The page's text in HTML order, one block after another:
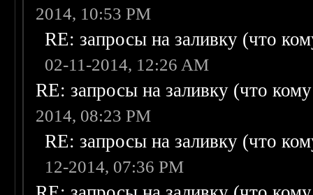
2014, 10:53 PM
RE: запросы на заливку (что
02-11-2014, 12:26 AM
RE: запросы на заливку (что
2014, 08:23 PM
RE: запросы на заливку (что
12-2014, 07:36 PM